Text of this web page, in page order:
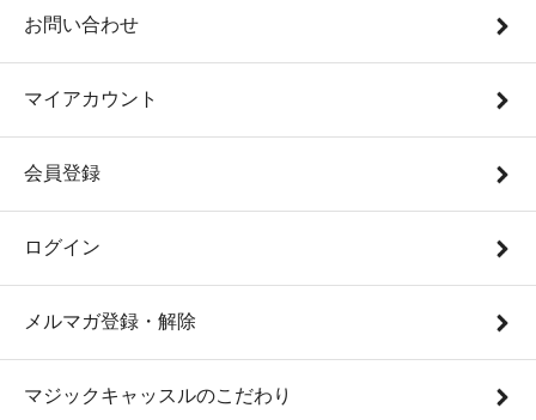
お問い合わせ
マイアカウント
会員登録
ログイン
メルマガ登録・解除
マジックキャッスルのこだわり